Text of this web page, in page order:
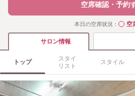
空席確認・予約
本日の空席状況： ◯空
サロン情報
トップ
スタイ
リスト
スタイル